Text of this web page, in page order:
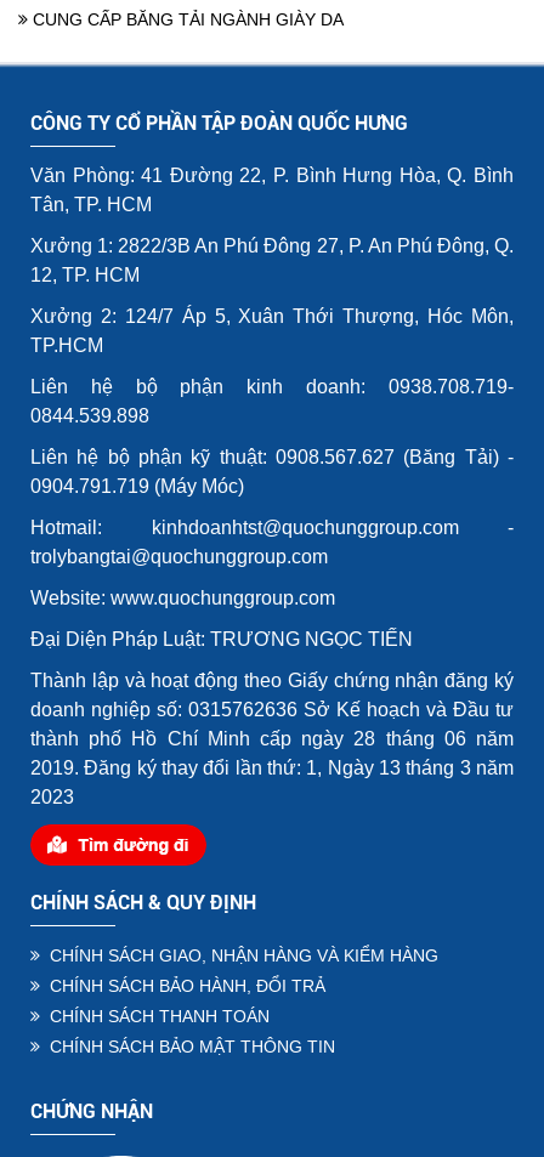
CUNG CẤP BĂNG TẢI NGÀNH GIÀY DA
CÔNG TY CỔ PHẦN TẬP ĐOÀN QUỐC HƯNG
Văn Phòng: 41 Đường 22, P. Bình Hưng Hòa, Q. Bình
Tân, TP. HCM
Xưởng 1: 2822/3B An Phú Đông 27, P. An Phú Đông, Q.
12, TP. HCM
Xưởng 2: 124/7 Áp 5, Xuân Thới Thượng, Hóc Môn,
TP.HCM
Liên hệ bộ phận kinh doanh: 0938.708.719-
0844.539.898
Liên hệ bộ phận kỹ thuật: 0908.567.627 (Băng Tải) -
0904.791.719 (Máy Móc)
Hotmail: kinhdoanhtst@quochunggroup.com -
trolybangtai@quochunggroup.com
Website: www.quochunggroup.com
Đại Diện Pháp Luật: TRƯƠNG NGỌC TIẾN
Thành lập và hoạt động theo Giấy chứng nhận đăng ký
doanh nghiệp số: 0315762636 Sở Kế hoạch và Đầu tư
thành phố Hồ Chí Minh cấp ngày 28 tháng 06 năm
2019. Đăng ký thay đổi lần thứ: 1, Ngày 13 tháng 3 năm
2023
CHÍNH SÁCH & QUY ĐỊNH
CHÍNH SÁCH GIAO, NHẬN HÀNG VÀ KIỂM HÀNG
CHÍNH SÁCH BẢO HÀNH, ĐỔI TRẢ
CHÍNH SÁCH THANH TOÁN
CHÍNH SÁCH BẢO MẬT THÔNG TIN
CHỨNG NHẬN